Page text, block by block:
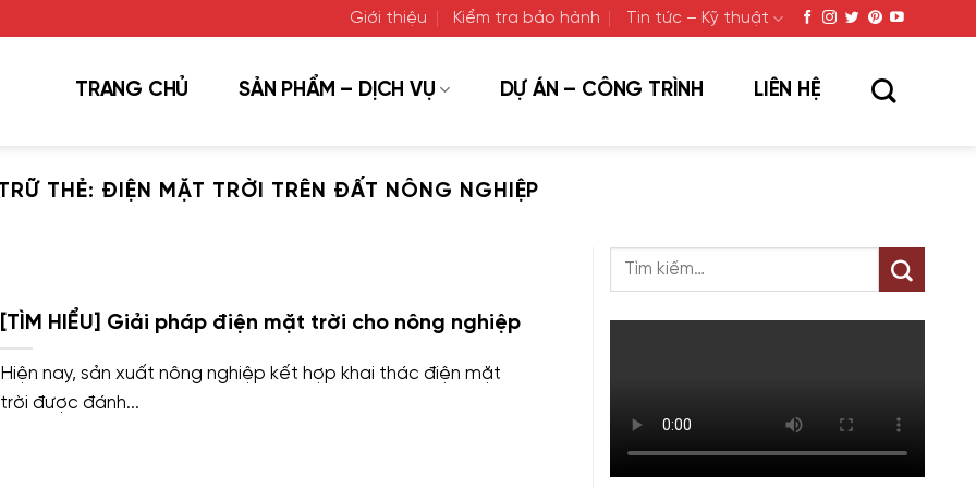
Giới thiệu Kiểm tra bảo hành Tin tức – Kỹ thuật
TRANG CHỦ SẢN PHẨM – DỊCH VỤ DỰ ÁN – CÔNG TRÌNH LIÊN HỆ
THẺ: ĐIỆN MẶT TRỜI TRÊN ĐẤT NÔNG NGHIỆP
[TÌM HIỂU] Giải pháp điện mặt trời cho nông nghiệp
Hiện nay, sản xuất nông nghiệp kết hợp khai thác điện mặt
trời được đánh...